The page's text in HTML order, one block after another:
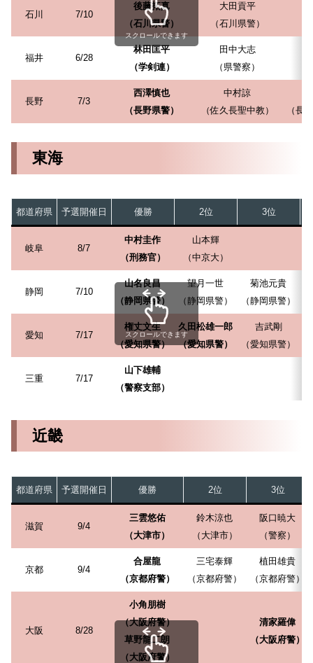
石川 7/10
後藤拓真
（石川県警）
大田貢平
（石川県警）
福井 6/28
林田匡平
（学剣連）
田中大志
（県警察）
長野 7/3
西澤慎也
（長野県警）
中村諒
（佐久長聖中教）
（長
スクロールできます
東海
都道府県 予選開催日 優勝 2位 3位
岐阜 8/7
中村圭作
（刑務官）
山本輝
（中京大）
静岡 7/10
山名良昌
（静岡県警）
望月一世
（静岡県警）
菊池元貴
（静岡県警）
愛知 7/17
権丈文生
（愛知県警）
久田松雄一郎
（愛知県警）
吉武剛
（愛知県警）
三重 7/17
山下雄輔
（警察支部）
スクロールできます
近畿
都道府県 予選開催日 優勝 2位 3位
滋賀 9/4
三雲悠佑
（大津市）
鈴木涼也
（大津市）
阪口暁大
（警察）
京都 9/4
合屋龍
（京都府警）
三宅泰輝
（京都府警）
植田雄貴
（京都府警）
大阪 8/28
小角朋樹
（大阪府警）
草野龍二朗
（大阪府警）
清家羅偉
（大阪府警）